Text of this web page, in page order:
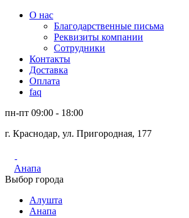
О нас
Благодарственные письма
Реквизиты компании
Сотрудники
Контакты
Доставка
Оплата
faq
пн-пт 09:00 - 18:00
г. Краснодар, ул. Пригородная, 177
Анапа
Выбор города
Алушта
Анапа